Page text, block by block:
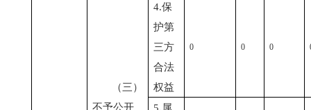
（三）
不予公开
4.保
护第
三方
合法
权益
0 0 0
5.属